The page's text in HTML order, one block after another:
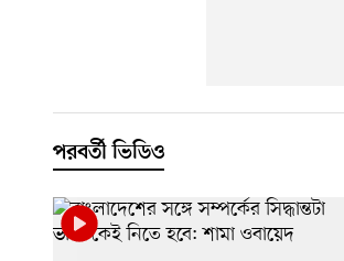
পরবর্তী ভিডিও